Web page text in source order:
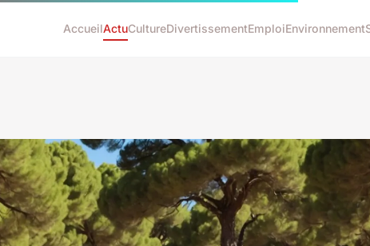
AccueilActuCultureDivertissementEmploiEnvironnement